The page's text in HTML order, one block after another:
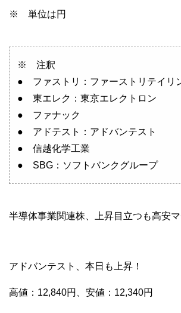
※ 単位は円
※ 注釈
● ファストリ：ファーストリテイリ
● 東エレク：東京エレクトロン
● ファナック
● アドテスト：アドバンテスト
● 信越化学工業
● SBG：ソフトバンクグループ
半導体事業関連株、上昇目立つも高安マ
アドバンテスト、本日も上昇！
高値：12,840円、安値：12,340円